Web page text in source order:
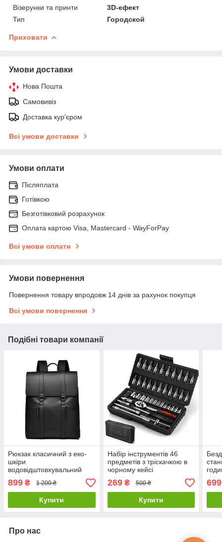
Візерунки та принти
3D-ефект
Тип
Городской
Приховати
Умови доставки
Нова Пошта
Самовивіз
Доставка кур'єром
Всі умови доставки
Умови оплати
Післяплата
Готівкою
Безготівковий розрахунок
Оплата картою Visa, Mastercard - WayForPay
Всі умови оплати
Умови повернення
Повернення товару впродовж 14 днів за рахунок покупця
Всі умови повернення
Подібні товари компанії
Рюкзак класичний з еко-
шкіри
водовідштовхувальний
матовий Чорний
899 ₴ 1 200 ₴
Купити
Набір інструментів 46
предметів з тріскачкою в
чорному кейсі
269₴ 500 ₴
Купити
15
699
Про нас